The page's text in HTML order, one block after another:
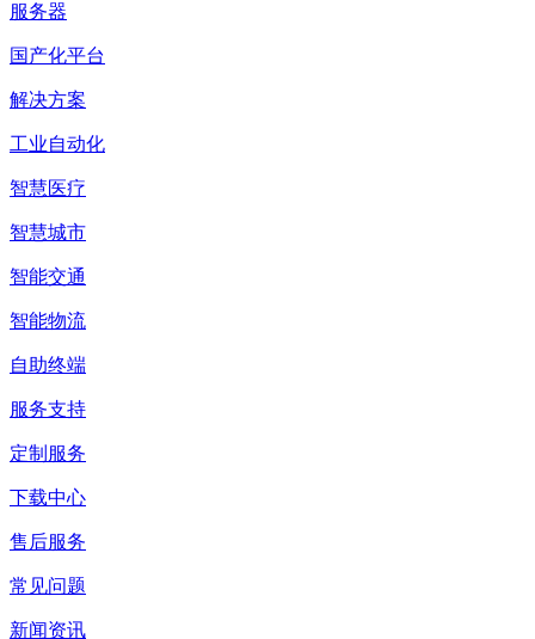
服务器
国产化平台
解决方案
工业自动化
智慧医疗
智慧城市
智能交通
智能物流
自助终端
服务支持
定制服务
下载中心
售后服务
常见问题
新闻资讯